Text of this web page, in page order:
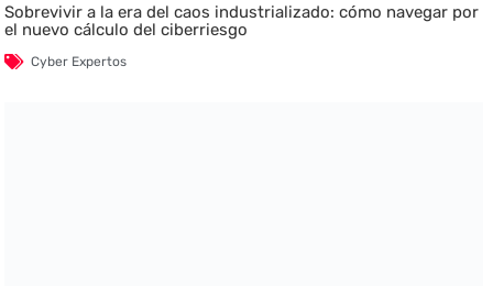
Sobrevivir a la era del caos industrializado: cómo navegar por
el nuevo cálculo del ciberriesgo
Cyber Expertos